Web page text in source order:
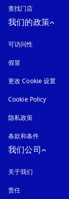
查找门店
我们的政策
可访问性
假冒
更改 Cookie 设置
Cookie Policy
隐私政策
条款和条件
我们公司
关于我们
责任